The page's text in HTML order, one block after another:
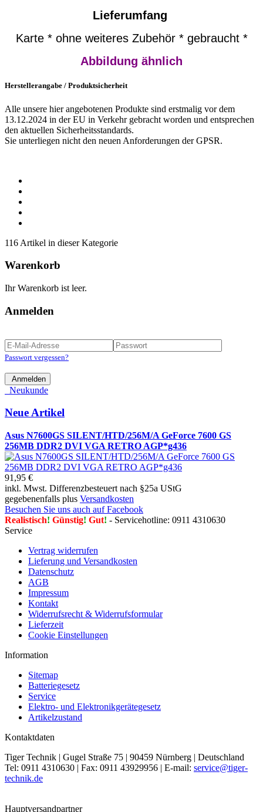
Lieferumfang
Karte * ohne weiteres Zubehör * gebraucht *
Abbildung ähnlich
Herstellerangabe / Produktsicherheit
Alle unsere hier angebotenen Produkte sind erstmalig vor dem
13.12.2024 in der EU in Verkehr gebracht worden und entsprechen
den aktuellen Sicherheitsstandards.
Sie unterliegen nicht den neuen Anforderungen der GPSR.
116 Artikel in dieser Kategorie
Warenkorb
Ihr Warenkorb ist leer.
Anmelden
Passwort vergessen?
Anmelden
Neukunde
Neue Artikel
Asus N7600GS SILENT/HTD/256M/A GeForce 7600 GS
256MB DDR2 DVI VGA RETRO AGP*g436
91,95 €
inkl. Mwst. Differenzbesteuert nach §25a UStG
gegebenenfalls plus Versandkosten
Besuchen Sie uns auch auf Facebook
Realistisch! Günstig! Gut! - Servicehotline: 0911 4310630
Service
Vertrag widerrufen
Lieferung und Versandkosten
Datenschutz
AGB
Impressum
Kontakt
Widerrufsrecht & Widerrufsformular
Lieferzeit
Cookie Einstellungen
Information
Sitemap
Batteriegesetz
Service
Elektro- und Elektronikgerätegesetz
Artikelzustand
Kontaktdaten
Tiger Technik | Gugel Straße 75 | 90459 Nürnberg | Deutschland
Tel: 0911 4310630 | Fax: 0911 43929956 | E-mail: service@tiger-
technik.de
Hauptversandpartner